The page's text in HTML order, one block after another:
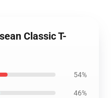
Classic T-
54%
46%